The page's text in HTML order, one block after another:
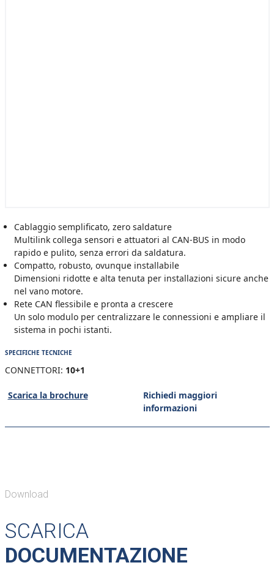
Cablaggio semplificato, zero saldature
Multilink collega sensori e attuatori al CAN-BUS in modo
rapido e pulito, senza errori da saldatura.
Compatto, robusto, ovunque installabile
Dimensioni ridotte e alta tenuta per installazioni sicure anche
nel vano motore.
Rete CAN flessibile e pronta a crescere
Un solo modulo per centralizzare le connessioni e ampliare il
sistema in pochi istanti.
SPECIFICHE TECNICHE
CONNETTORI: 10+1
Scarica la brochure
Richiedi maggiori
informazioni
Download
SCARICA
DOCUMENTAZIONE